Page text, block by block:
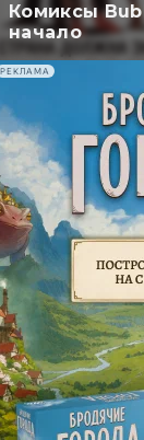
Комиксы
начало
РЕКЛАМА